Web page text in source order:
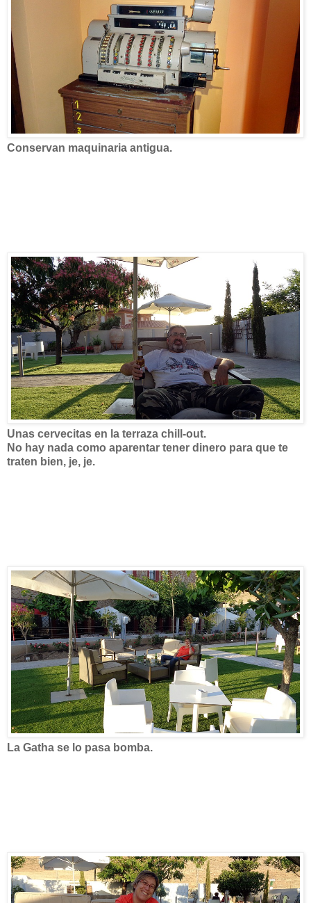
Conservan maquinaria antigua.
Unas cervecitas en la terraza chill-out.
No hay nada como aparentar tener dinero para que te
traten bien, je, je.
La Gatha se lo pasa bomba.